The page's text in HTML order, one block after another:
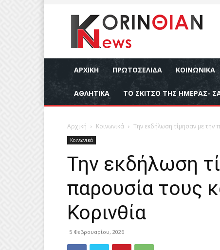
ΑΡΧΙΚΉ ΠΡΩΤΟΣΕΛΙΔΑ ΚΟΙΝΩΝΙΚΆ
ΑΘΛΗΤΙΚΆ ΤΟ ΣΚΙΤΣΟ ΤΗΣ ΗΜΕΡΑΣ-
Αρχική Κοινωνικά Την εκδήλωση τίμησαν με την
Κοινωνικά
Την εκδήλωση
παρουσία τους
Κορινθία
5 Φεβρουαρίου, 2026